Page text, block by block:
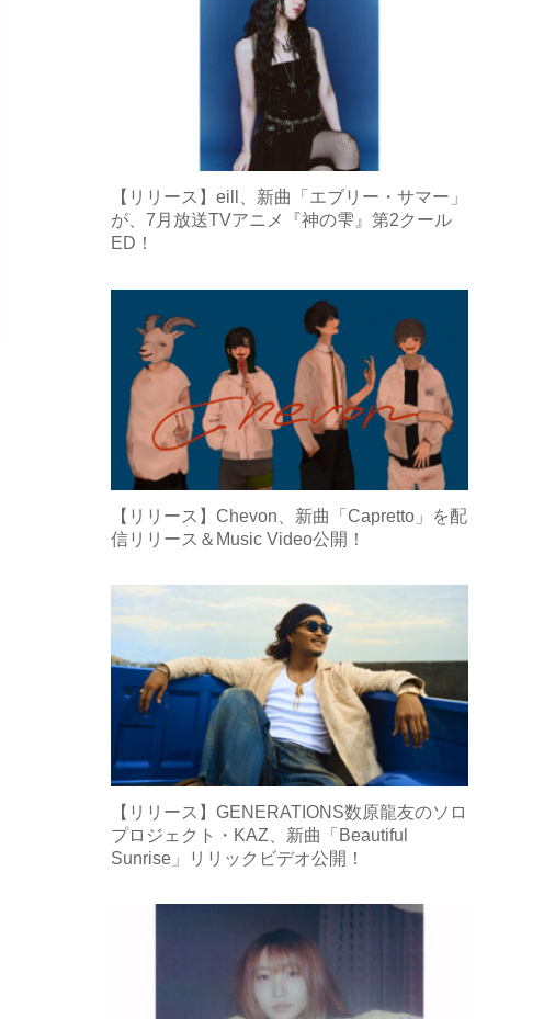
【リリース】eill、新曲「エブリー・サマー」
が、7月放送TVアニメ『神の雫』第2クール
ED！
【リリース】Chevon、新曲「Capretto」を配
信リリース＆Music Video公開！
【リリース】GENERATIONS数原龍友のソロ
プロジェクト・KAZ、新曲「Beautiful
Sunrise」リリックビデオ公開！